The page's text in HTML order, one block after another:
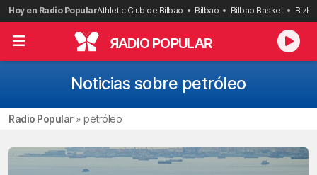
Saltar
al
contenido
Hoy en Radio PopularAthletic Club de Bilbao Bilbao Bilbao Basket
RADIO POPULAR
Noticias sobre petróleo
Radio Popular» petróleo